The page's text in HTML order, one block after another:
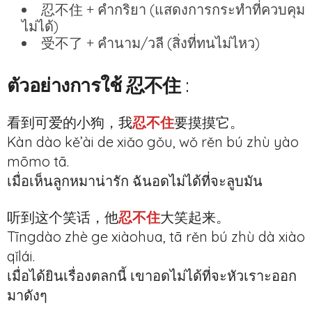
忍不住 + คำกริยา (แสดงการกระทำที่ควบคุม
ไม่ได้)
受不了 + คำนาม/วลี (สิ่งที่ทนไม่ไหว)
ตัวอย่างการใช้ 忍不住 :
看到可爱的小狗，我忍不住要摸摸它。
Kàn dào kě’ài de xiǎo gǒu, wǒ rěn bú zhù yào
mōmo tā.
เมื่อเห็นลูกหมาน่ารัก ฉันอดไม่ได้ที่จะลูบมัน
听到这个笑话，他忍不住大笑起来。
Tīngdào zhè ge xiàohua, tā rěn bú zhù dà xiào
qǐlái.
เมื่อได้ยินเรื่องตลกนี้ เขาอดไม่ได้ที่จะหัวเราะออก
มาดังๆ